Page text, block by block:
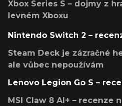
Xbox Series S – dojmy z
levném Xboxu
Nintendo Switch 2 –
Steam Deck je zázračné
ale vůbec nepoužívám
Lenovo Legion Go S –
MSI Claw 8 AI+ – recenze